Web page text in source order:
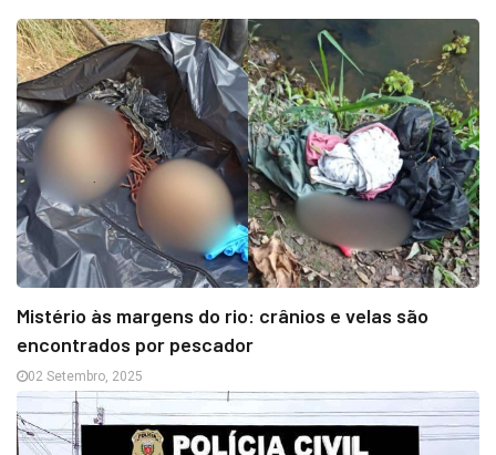
Mistério às margens do rio: crânios e velas são
encontrados por pescador
02 Setembro, 2025